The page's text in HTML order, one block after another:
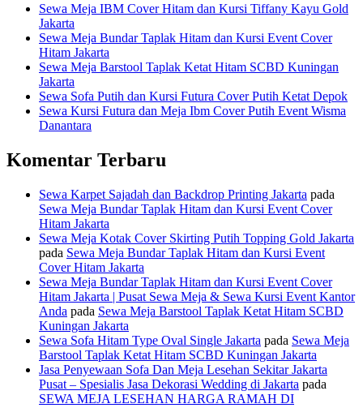
Sewa Meja IBM Cover Hitam dan Kursi Tiffany Kayu Gold
Jakarta
Sewa Meja Bundar Taplak Hitam dan Kursi Event Cover
Hitam Jakarta
Sewa Meja Barstool Taplak Ketat Hitam SCBD Kuningan
Jakarta
Sewa Sofa Putih dan Kursi Futura Cover Putih Ketat Depok
Sewa Kursi Futura dan Meja Ibm Cover Putih Event Wisma
Danantara
Komentar Terbaru
Sewa Karpet Sajadah dan Backdrop Printing Jakarta pada
Sewa Meja Bundar Taplak Hitam dan Kursi Event Cover
Hitam Jakarta
Sewa Meja Kotak Cover Skirting Putih Topping Gold Jakarta
pada Sewa Meja Bundar Taplak Hitam dan Kursi Event
Cover Hitam Jakarta
Sewa Meja Bundar Taplak Hitam dan Kursi Event Cover
Hitam Jakarta | Pusat Sewa Meja & Sewa Kursi Event Kantor
Anda pada Sewa Meja Barstool Taplak Ketat Hitam SCBD
Kuningan Jakarta
Sewa Sofa Hitam Type Oval Single Jakarta pada Sewa Meja
Barstool Taplak Ketat Hitam SCBD Kuningan Jakarta
Jasa Penyewaan Sofa Dan Meja Lesehan Sekitar Jakarta
Pusat – Spesialis Jasa Dekorasi Wedding di Jakarta pada
SEWA MEJA LESEHAN HARGA RAMAH DI